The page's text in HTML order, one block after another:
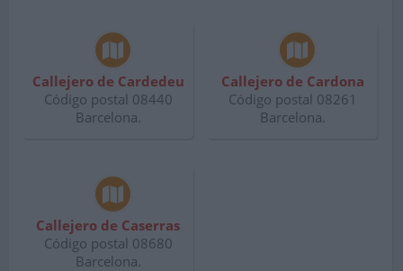
Callejero de Cardedeu
Código postal 08440
Barcelona.
Callejero de Cardona
Código postal 08261
Barcelona.
Callejero de Caserras
Código postal 08680
Barcelona.